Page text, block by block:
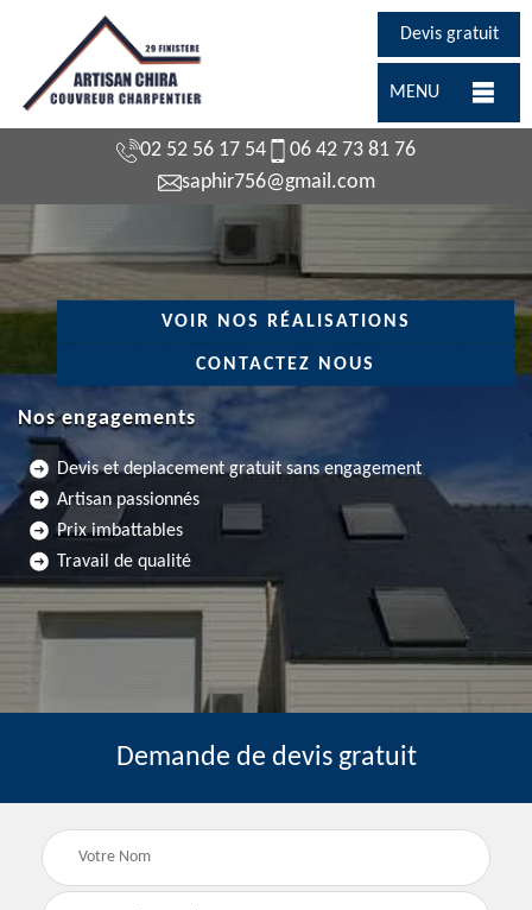
Devis gratuit
MENU
02 52 56 17 54
06 42 73 81 76
saphir756@gmail.com
VOIR NOS RÉALISATIONS
CONTACTEZ NOUS
Nos engagements
Devis et deplacement gratuit sans engagement
Artisan passionnés
Prix imbattables
Travail de qualité
Demande de devis gratuit